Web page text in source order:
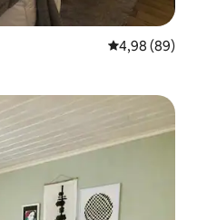
4,98 af 5 í
4,98 (89)